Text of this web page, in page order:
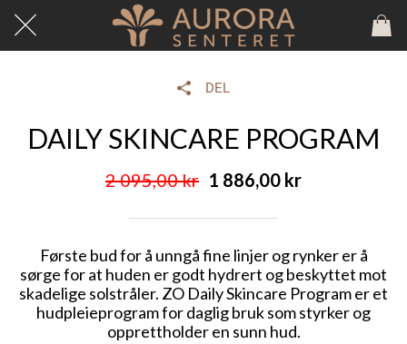
DEL
DAILY SKINCARE PROGRAM
2 095,00 kr 1 886,00 kr
Første bud for å unngå fine linjer og rynker er å
sørge for at huden er godt hydrert og beskyttet mot
skadelige solstråler. ZO Daily Skincare Program er et
hudpleieprogram for daglig bruk som styrker og
opprettholder en sunn hud.